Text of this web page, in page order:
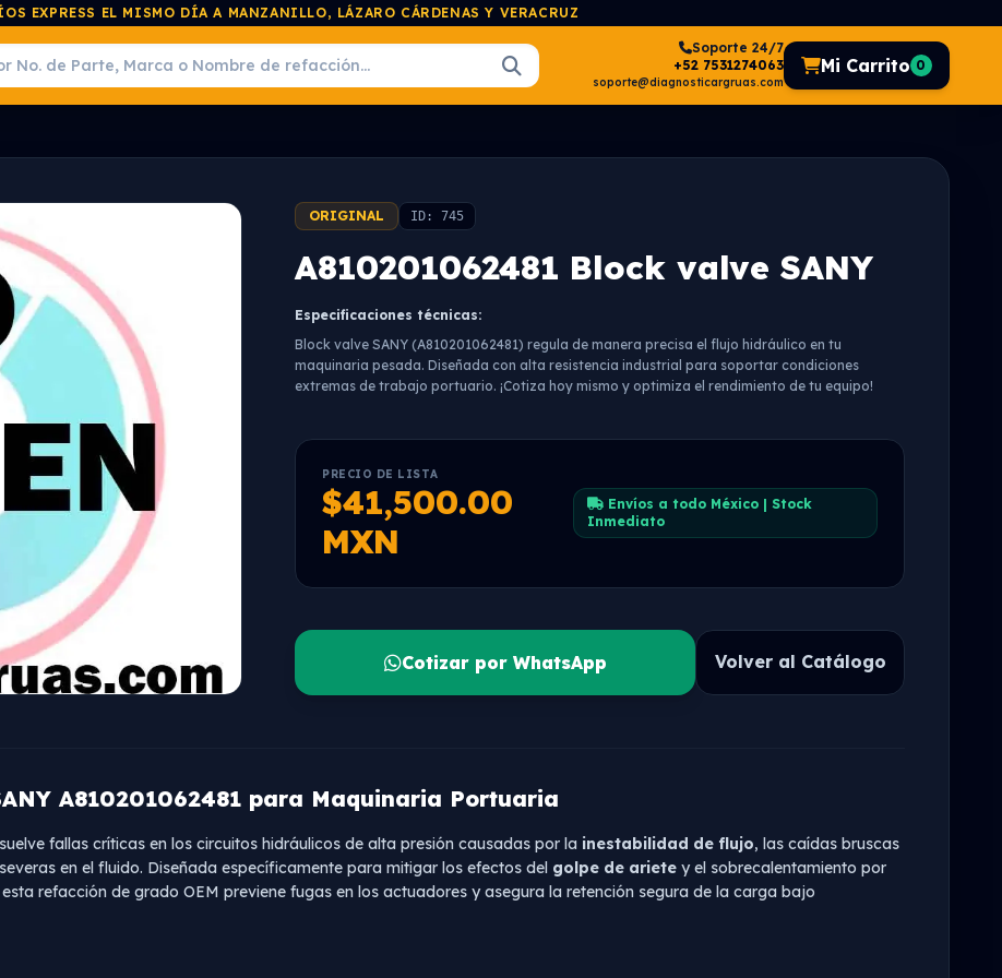
EXPRESS EL MISMO DÍA A MANZANILLO, LÁZARO CÁRDENAS Y VERACRUZ
Soporte 24/7
+52 7531274063
soporte@diagnosticargruas.com
Mi Carrito 0
ORIGINAL ID: 745
A810201062481 Block valve SANY
Especificaciones técnicas:
Block valve SANY (A810201062481) regula de manera precisa el flujo hidráulico en tu
maquinaria pesada. Diseñada con alta resistencia industrial para soportar condiciones
extremas de trabajo portuario. ¡Cotiza hoy mismo y optimiza el rendimiento de tu equipo!
PRECIO DE LISTA
$41,500.00
MXN
Envíos a todo México | Stock
Inmediato
Cotizar por WhatsApp Volver al Catálogo
A810201062481 para Maquinaria Portuaria
fallas críticas en los circuitos hidráulicos de alta presión causadas por la inestabilidad de flujo, las caídas bruscas
en el fluido. Diseñada específicamente para mitigar los efectos del golpe de ariete y el sobrecalentamiento por
refacción de grado OEM previene fugas en los actuadores y asegura la retención segura de la carga bajo